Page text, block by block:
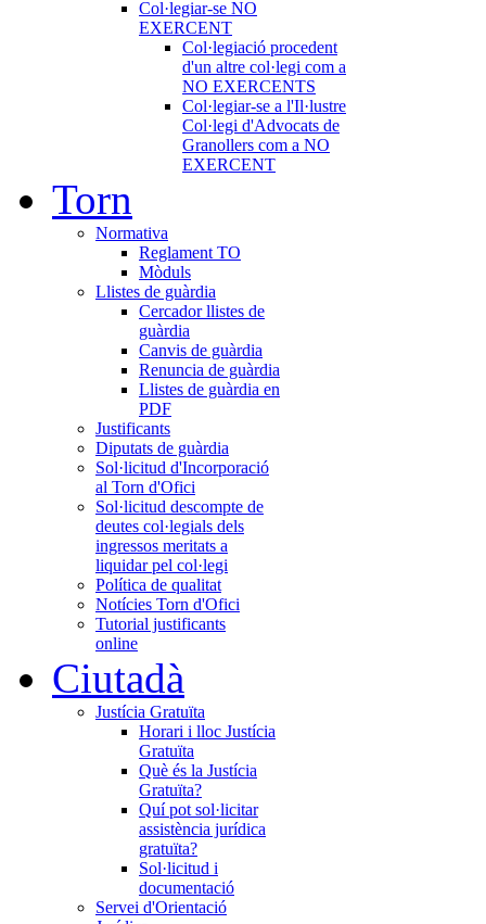
Col·legiar-se NO
EXERCENT
Col·legiació procedent
d'un altre col·legi com a
NO EXERCENTS
Col·legiar-se a l'Il·lustre
Col·legi d'Advocats de
Granollers com a NO
EXERCENT
Torn
Normativa
Reglament TO
Mòduls
Llistes de guàrdia
Cercador llistes de
guàrdia
Canvis de guàrdia
Renuncia de guàrdia
Llistes de guàrdia en
PDF
Justificants
Diputats de guàrdia
Sol·licitud d'Incorporació
al Torn d'Ofici
Sol·licitud descompte de
deutes col·legials dels
ingressos meritats a
liquidar pel col·legi
Política de qualitat
Notícies Torn d'Ofici
Tutorial justificants
online
Ciutadà
Justícia Gratuïta
Horari i lloc Justícia
Gratuïta
Què és la Justícia
Gratuïta?
Quí pot sol·licitar
assistència jurídica
gratuïta?
Sol·licitud i
documentació
Servei d'Orientació